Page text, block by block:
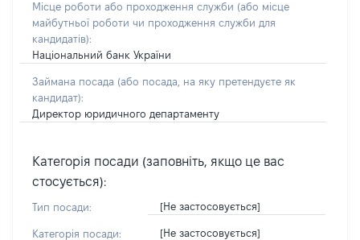
Місце роботи або проходження служби (або місце
майбутньої роботи чи проходження служби для
кандидатів):
Національний банк України
Займана посада (або посада, на яку претендуєте як
кандидат):
Директор юридичного департаменту
Категорія посади (заповніть, якщо це вас
стосується):
Тип посади: [Не застосовується]
Категорія посади: [Не застосовується]